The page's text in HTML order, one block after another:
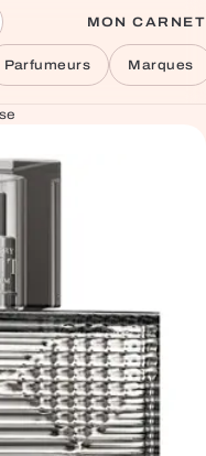
MON CARNET
Parfumeurs Marques